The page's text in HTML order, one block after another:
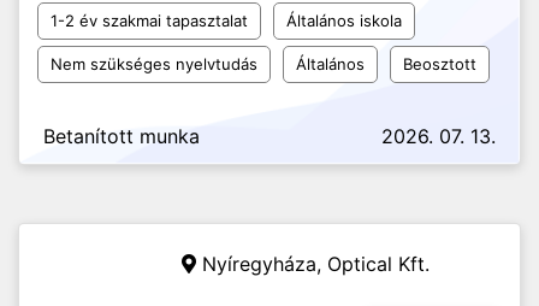
1-2 év szakmai tapasztalat Általános iskola
Nem szükséges nyelvtudás Általános Beosztott
Betanított munka 2026. 07. 13.
Nyíregyháza, Optical Kft.